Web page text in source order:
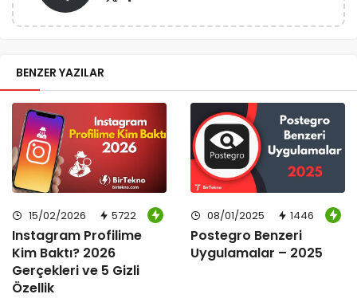
BENZER YAZILAR
15/02/2026 5722
Instagram Profilime
Kim Baktı? 2026
Gerçekleri ve 5 Gizli
Özellik
08/01/2025 1446
Postegro Benzeri
Uygulamalar – 2025